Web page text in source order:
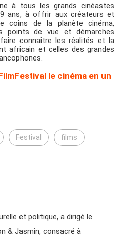
à tous les grands cinéastes
ans, à offrir aux créateurs et
coins de la planète cinéma,
points de vue et démarches
connaitre les réalités et la
africain et celles des grandes
le cinéma en un
Festival films
et politique, a dirigé le
& Jasmin, consacré à